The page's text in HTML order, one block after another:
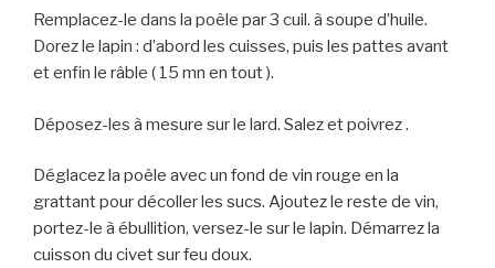
Remplacez-le dans la poêle par 3 cuil. à soupe d’huile.
Dorez le lapin : d’abord les cuisses, puis les pattes avant
et enfin le râble ( 15 mn en tout ).
Déposez-les à mesure sur le lard. Salez et poivrez .
Déglacez la poêle avec un fond de vin rouge en la
grattant pour décoller les sucs. Ajoutez le reste de vin,
portez-le à ébullition, versez-le sur le lapin. Démarrez la
cuisson du civet sur feu doux.